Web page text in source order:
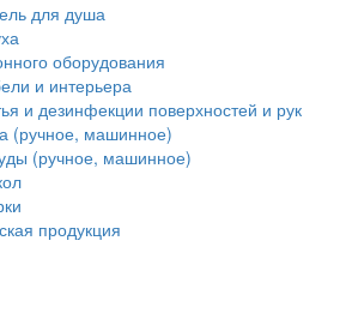
для душа
оборудования
и интерьера
и дезинфекции поверхностей и рук
(ручное, машинное)
(ручное, машинное)
продукция